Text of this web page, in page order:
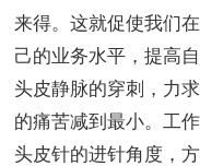
来得。这就促使我们
己的业务水平，提高
头皮静脉的穿刺，力
的痛苦减到最小。工
头皮针的进针角度，